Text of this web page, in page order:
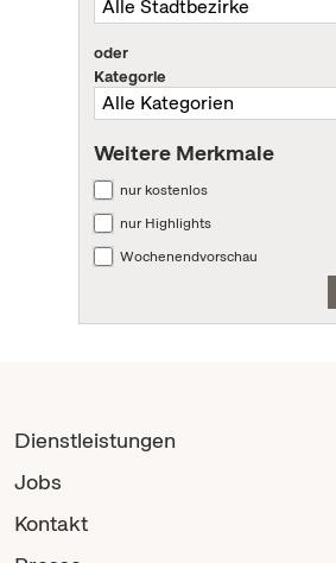
oder
Kategorie
Weitere Merkmale
nur kostenlos
nur Highlights
Wochenendvorschau
Dienstleistungen
Jobs
Kontakt